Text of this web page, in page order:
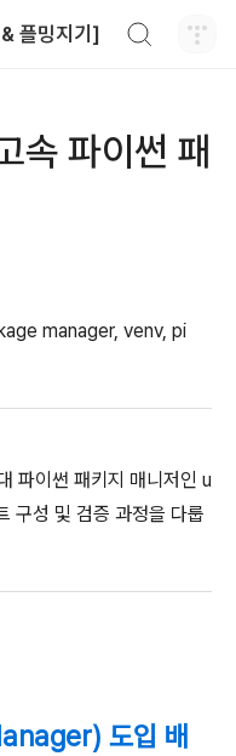
플밍지기]
속 파이썬 패
manager, venv, pi
파이썬 패키지 매니저인 u
구성 및 검증 과정을 다룹
도입 배